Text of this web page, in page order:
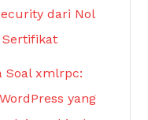
dari Nol
Sertifikat
Soal xmlrpc:
yang